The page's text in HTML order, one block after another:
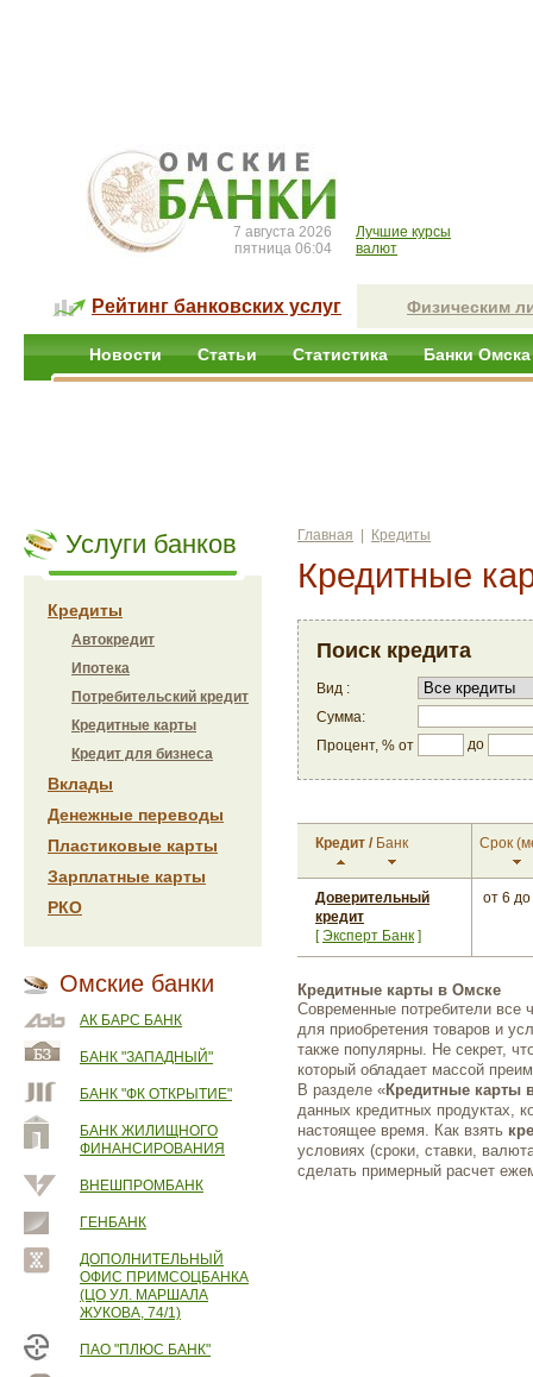
7 августа 2026
пятница 06:04
Лучшие курсы
валют
Рейтинг банковских услуг Физическим
Новости Статьи Статистика Банки Омска
Услуги банков
Кредиты
Автокредит
Ипотека
Потребительский кредит
Кредитные карты
Кредит для бизнеса
Вклады
Денежные переводы
Пластиковые карты
Зарплатные карты
РКО
Омские банки
АК БАРС БАНК
БАНК "ЗАПАДНЫЙ"
БАНК "ФК ОТКРЫТИЕ"
БАНК ЖИЛИЩНОГО
ФИНАНСИРОВАНИЯ
ВНЕШПРОМБАНК
ГЕНБАНК
ДОПОЛНИТЕЛЬНЫЙ
ОФИС ПРИМСОЦБАНКА
(ЦО УЛ. МАРШАЛА
ЖУКОВА, 74/1)
ПАО "ПЛЮС БАНК"
Главная Кредиты
Кредитные
Поиск кредита
Вид :
Сумма:
Процент, % от
до
Кредит / Банк Срок
Доверительный
кредит
[Эксперт Банк ]
от 6 до
Кредитные карты в Омске
Современные потребители все
для приобретения товаров и
также популярны. Не секрет,
который обладает массой
В разделе «Кредитные карты
данных кредитных продуктах,
настоящее время. Как взять
условиях (сроки, ставки,
сделать примерный расчет